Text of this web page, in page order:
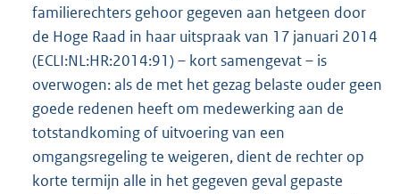
familierechters gehoor gegeven aan hetgeen door
de Hoge Raad in haar uitspraak van 17 januari 2014
(ECLI:NL:HR:2014:91) – kort samengevat – is
overwogen: als de met het gezag belaste ouder geen
goede redenen heeft om medewerking aan de
totstandkoming of uitvoering van een
omgangsregeling te weigeren, dient de rechter op
korte termijn alle in het gegeven geval gepaste